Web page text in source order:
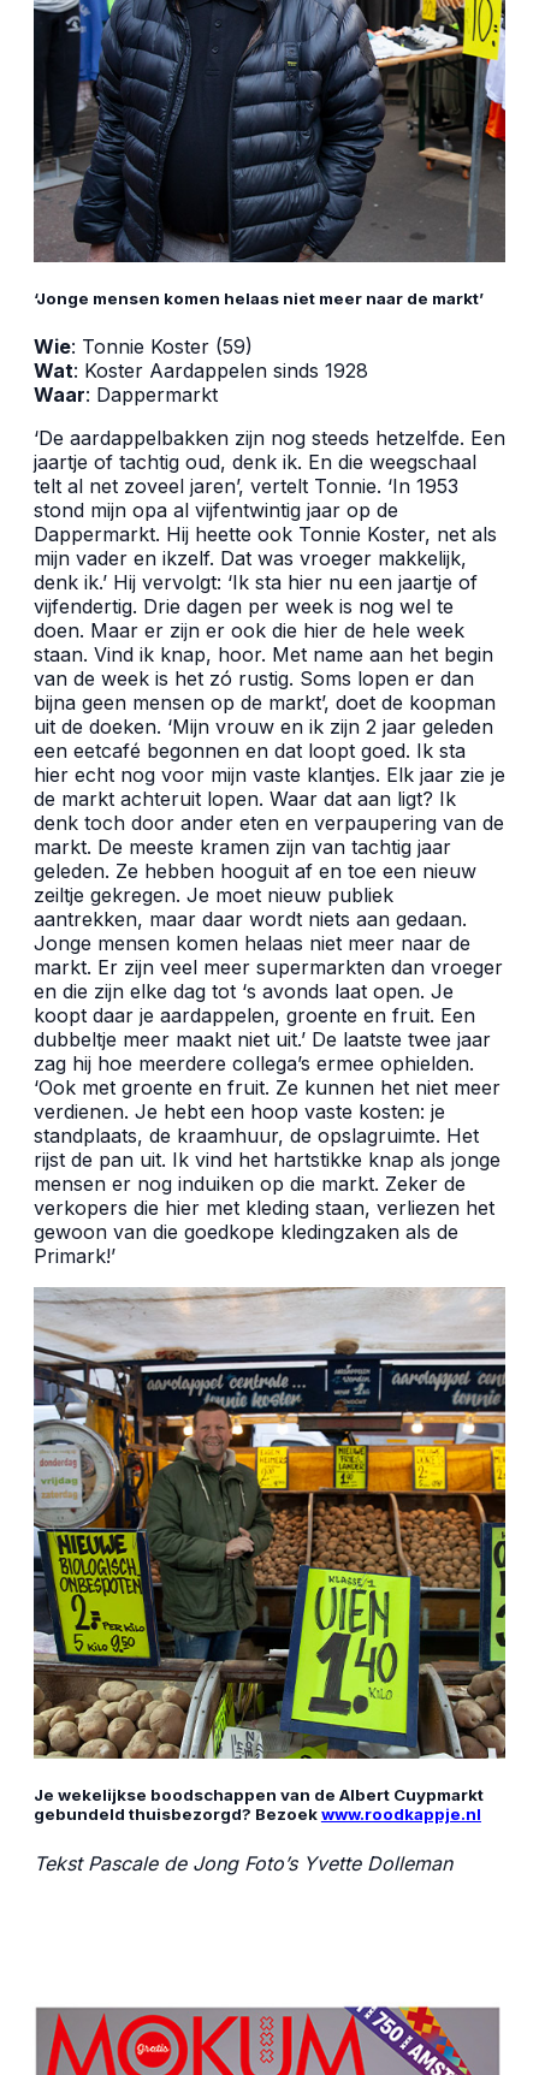
‘Jonge mensen komen helaas niet meer naar de markt’
Wie: Tonnie Koster (59)
Wat: Koster Aardappelen sinds 1928
Waar: Dappermarkt
‘De aardappelbakken zijn nog steeds hetzelfde. Een
jaartje of tachtig oud, denk ik. En die weegschaal
telt al net zoveel jaren’, vertelt Tonnie. ‘In 1953
stond mijn opa al vijfentwintig jaar op de
Dappermarkt. Hij heette ook Tonnie Koster, net als
mijn vader en ikzelf. Dat was vroeger makkelijk,
denk ik.’ Hij vervolgt: ‘Ik sta hier nu een jaartje of
vijfendertig. Drie dagen per week is nog wel te
doen. Maar er zijn er ook die hier de hele week
staan. Vind ik knap, hoor. Met name aan het begin
van de week is het zó rustig. Soms lopen er dan
bijna geen mensen op de markt’, doet de koopman
uit de doeken. ‘Mijn vrouw en ik zijn 2 jaar geleden
een eetcafé begonnen en dat loopt goed. Ik sta
hier echt nog voor mijn vaste klantjes. Elk jaar zie je
de markt achteruit lopen. Waar dat aan ligt? Ik
denk toch door ander eten en verpaupering van de
markt. De meeste kramen zijn van tachtig jaar
geleden. Ze hebben hooguit af en toe een nieuw
zeiltje gekregen. Je moet nieuw publiek
aantrekken, maar daar wordt niets aan gedaan.
Jonge mensen komen helaas niet meer naar de
markt. Er zijn veel meer supermarkten dan vroeger
en die zijn elke dag tot ‘s avonds laat open. Je
koopt daar je aardappelen, groente en fruit. Een
dubbeltje meer maakt niet uit.’ De laatste twee jaar
zag hij hoe meerdere collega’s ermee ophielden.
‘Ook met groente en fruit. Ze kunnen het niet meer
verdienen. Je hebt een hoop vaste kosten: je
standplaats, de kraamhuur, de opslagruimte. Het
rijst de pan uit. Ik vind het hartstikke knap als jonge
mensen er nog induiken op die markt. Zeker de
verkopers die hier met kleding staan, verliezen het
gewoon van die goedkope kledingzaken als de
Primark!’
Je wekelijkse boodschappen van de Albert Cuypmarkt
gebundeld thuisbezorgd? Bezoekwww.roodkappje.nl
Tekst Pascale de Jong Foto’s Yvette Dolleman